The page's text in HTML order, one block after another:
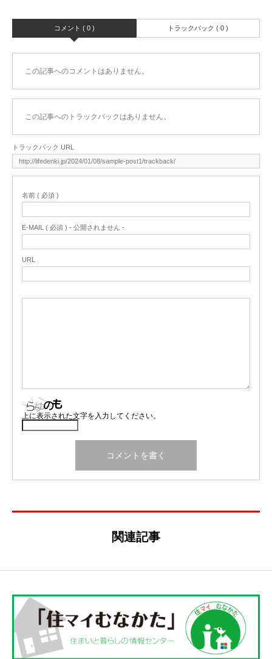
コメント ( 0 ) トラックバック ( 0 )
この記事へのコメントはありません。
この記事へのトラックバックはありません。
トラックバック URL
名前 ( 必須 )
E-MAIL ( 必須 ) - 公開されません -
URL
上に表示された文字を入力してください。
関連記事